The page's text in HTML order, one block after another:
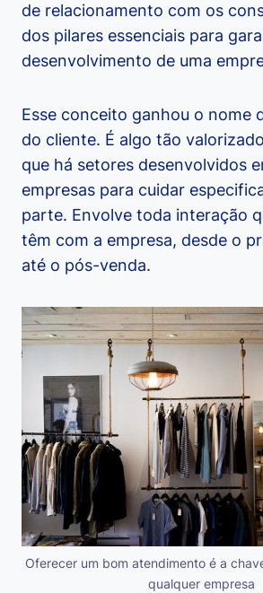
de relacionamento com os
dos pilares essenciais para
desenvolvimento de uma
Esse conceito ganhou o nome
do cliente. É algo tão
que há setores desenvolvidos
empresas para cuidar
parte. Envolve toda interação
têm com a empresa, desde o
até o pós-venda.
Oferecer um bom atendimento é a
qualquer empresa